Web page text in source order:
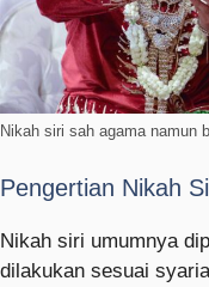
Nikah siri sah agama namun
Pengertian Nikah
Nikah siri umumnya
dilakukan sesuai